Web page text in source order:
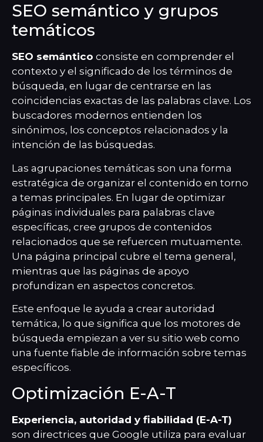
SEO semántico y grupos
temáticos
SEO semántico consiste en comprender el
contexto y el significado de los términos de
búsqueda, en lugar de centrarse en las
coincidencias exactas de las palabras clave. Los
buscadores modernos entienden los
sinónimos, los conceptos relacionados y la
intención de las búsquedas.
Las agrupaciones temáticas son una forma
estratégica de organizar el contenido en torno
a temas principales. En lugar de optimizar
páginas individuales para palabras clave
específicas, cree grupos de contenidos
relacionados que se refuercen mutuamente.
Una página principal cubre el tema general,
mientras que las páginas de apoyo
profundizan en aspectos concretos.
Este enfoque le ayuda a crear autoridad
temática, lo que significa que los motores de
búsqueda empiezan a ver su sitio web como
una fuente fiable de información sobre temas
específicos.
Optimización E-A-T
Experiencia, autoridad y fiabilidad (E-A-T)
son directrices que Google utiliza para evaluar